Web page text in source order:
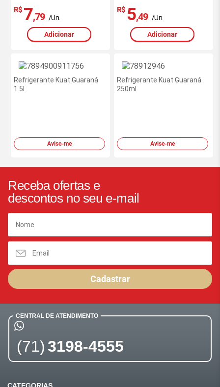
R$ 7,79 /Un.
Adicionar
R$ 5,49 /Un.
Adicionar
Refrigerante Kuat Guaraná
1.5l
Avise-me
Refrigerante Kuat Guaraná
250ml
Avise-me
Receba ofertas e
descontos no seu e-mail
Cadastrar
CENTRAL DE ATENDIMENTO
(71) 3198-4555